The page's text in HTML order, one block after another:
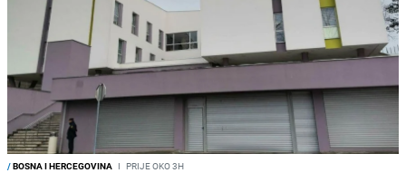
/BOSNA I HERCEGOVINA I PRIJE OKO 3H